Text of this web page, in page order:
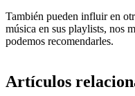
También pueden influir en
música en sus playlists, nos
podemos recomendarles.
Artículos